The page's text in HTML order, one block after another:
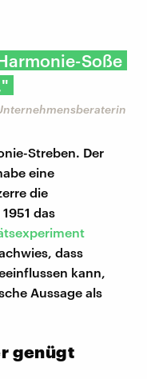
Soße
Streben. Der
eine
die
das
dass
kann,
Aussage als
genügt